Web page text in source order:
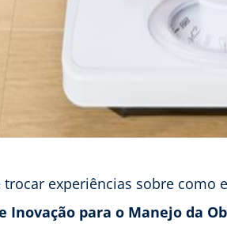
experiências sobre como
Inovação para o Manejo da